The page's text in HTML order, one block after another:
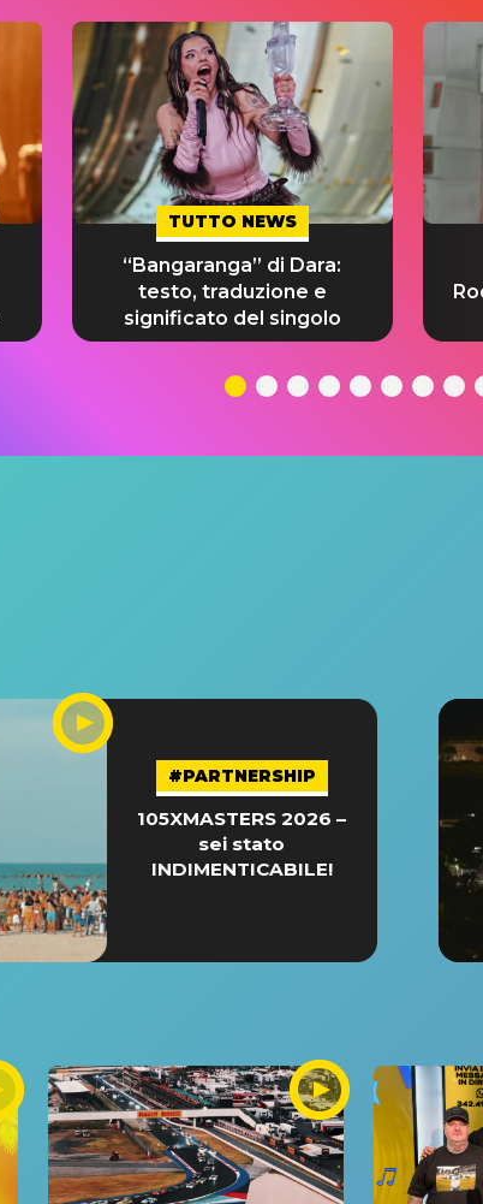
TUTTO NEWS
“Bangaranga” di Dara:
testo, traduzione e
significato del singolo
#PARTNERSHIP
105XMASTERS 2026 –
sei stato
INDIMENTICABILE!